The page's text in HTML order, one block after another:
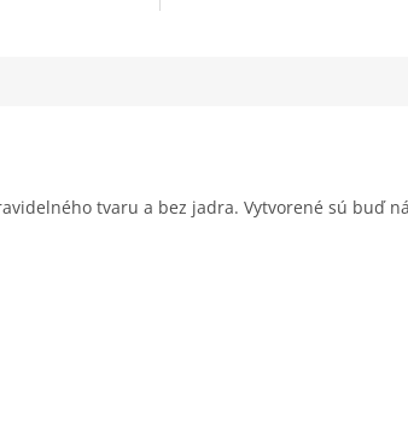
tvaru a bez jadra. Vytvorené sú buď